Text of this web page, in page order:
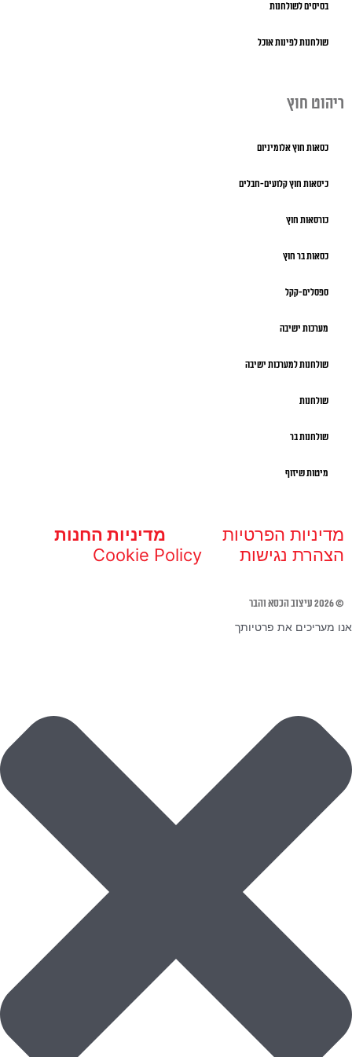
בסיסים לשולחנות
שולחנות לפינות אוכל
ריהוט חוץ
כסאות חוץ אלומיניום
כיסאות חוץ קלועים-חבלים
כורסאות חוץ
כסאות בר חוץ
ספסלים-קקל
מערכות ישיבה
שולחנות למערכות ישיבה
שולחנות
שולחנות בר
מיטות שיזוף
מדיניות הפרטיות
מדיניות החנות
הצהרת נגישות
Cookie Policy
© 2026 עיצוב הכסא והבר
אנו מעריכים את פרטיותך